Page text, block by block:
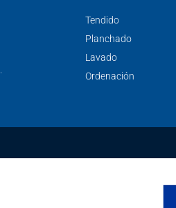
Tendido
Planchado
Lavado
Ordenación